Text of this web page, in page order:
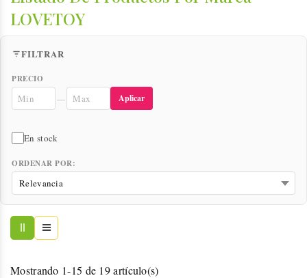
LOVETOY
FILTRAR
PRECIO
—
Aplicar
En stock
ORDENAR POR:
Mostrando 1-15 de 19 artículo(s)